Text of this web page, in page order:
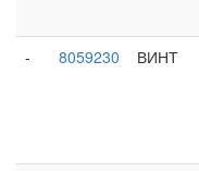
-
8059230 ВИНТ